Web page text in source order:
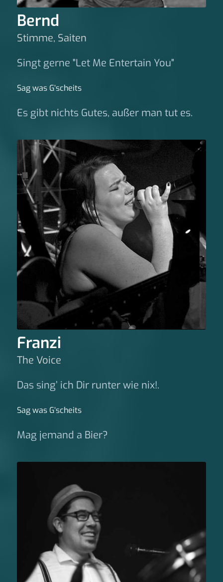
Bernd
Stimme, Saiten
Singt gerne "Let Me Entertain You"
Sag was G‘scheits
Es gibt nichts Gutes, außer man tut es.
Franzi
The Voice
Das sing’ ich Dir runter wie nix!.
Sag was G‘scheits
Mag jemand a Bier?